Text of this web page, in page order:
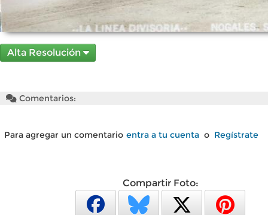
Alta Resolución
Comentarios:
Para agregar un comentario entra a tu cuenta o Regístrate
Compartir Foto: